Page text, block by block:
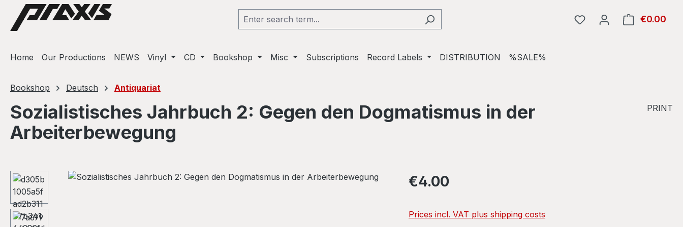
to main content
Skip to search
Skip to main navigation
€0.00
Home Our Productions NEWS Vinyl CD Bookshop Misc Subscriptions Record Labels DISTRIBUTION %SALE%
Bookshop Deutsch Antiquariat
Sozialistisches Jahrbuch 2: Gegen den Dogmatismus in der
Arbeiterbewegung
PRINT
Skip image gallery Regular price:
€4.00
Prices incl. VAT plus shipping costs